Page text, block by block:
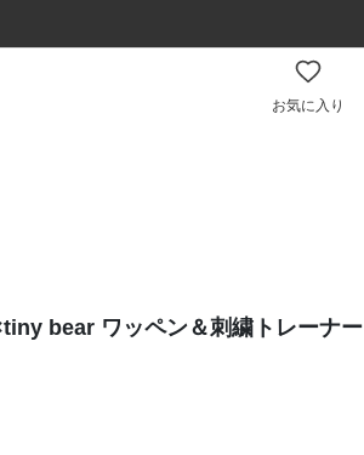
お気に入り
bear ワッペン＆刺繍トレーナー